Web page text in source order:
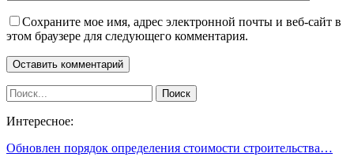
Сохраните мое имя, адрес электронной почты и веб-сайт в
этом браузере для следующего комментария.
Интересное:
Обновлен порядок определения стоимости строительства…